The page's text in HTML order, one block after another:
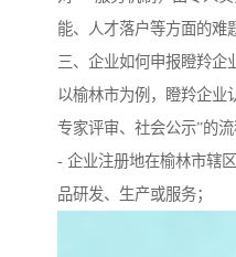
能、人才落户等方面的难
三、企业如何申报瞪羚企
以榆林市为例，瞪羚企业
专家评审、社会公示”的
- 企业注册地在榆林市辖
品研发、生产或服务；